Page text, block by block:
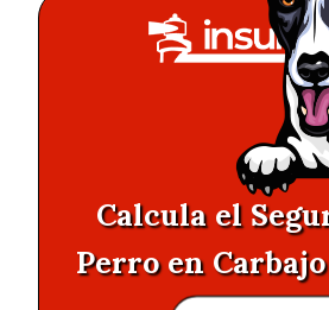
Calcula el
Perro en